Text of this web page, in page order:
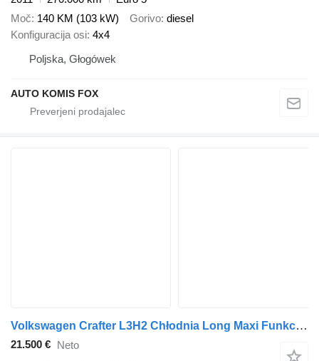
Moč 140 KM (103 kW) Gorivo diesel
Konfiguracija osi 4x4
Poljska, Głogówek
AUTO KOMIS FOX
Volkswagen Crafter L3H2 Chłodnia Long Maxi Funkcja Grzania + 230V Salon PL
21.500 € Neto